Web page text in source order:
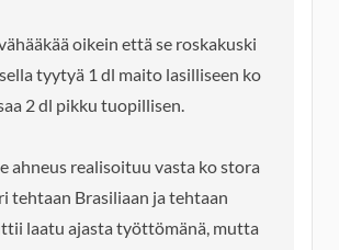
oikein että se roskakuski
tyytyä 1 dl maito lasilliseen ko
2 dl pikku tuopillisen.
ahneus realisoituu vasta ko stora
tehtaan Brasiliaan ja tehtaan
laatu ajasta työttömänä, mutta